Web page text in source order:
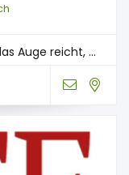
Auge reicht, ...